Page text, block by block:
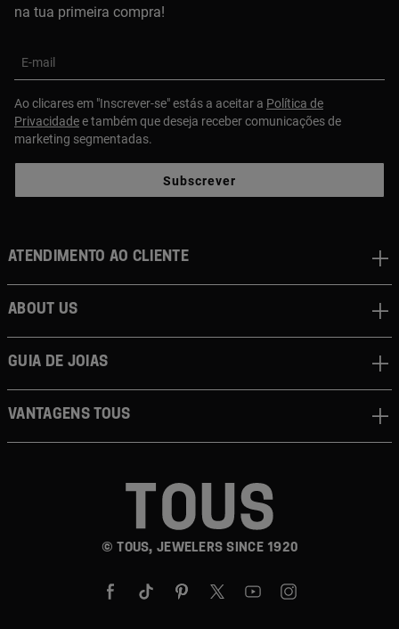
(351) 253254015
Quinta Dos Congregados, Loja 131/132, 4710-427,
Braga, PT
Ver detalhes
TOUS C.C. Arrábida Shopping - Vila
Como chegar
(351) 223 779 744
Praceta Henrique Moreira, 244. V. Nova de Gaia, 1º
Andar Loja nº 417, 4400-346, Vila Nova de Gaia, PT
(351) 212 500 676
2810-354, Lisboa, PT
Ver detalhes
TOUS C.C. Mar Shopping - Matosinhos Como chegar
(351) 229 966 353
na tua primeira compra!
E-mail
Ao clicares em "Inscrever-se" estás a aceitar a Política de
Privacidadee também que deseja receber comunicações de
marketing segmentadas.
Subscrever
© TOUS, JEWELERS SINCE 1920
Atendimento ao cliente
About us
Guia de joias
Vantagens TOUS